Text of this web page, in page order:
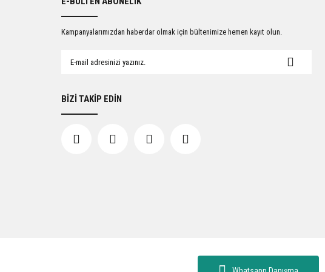
Kampanyalarımızdan haberdar olmak için bültenimize hemen kayıt olun.
BİZİ TAKİP EDİN